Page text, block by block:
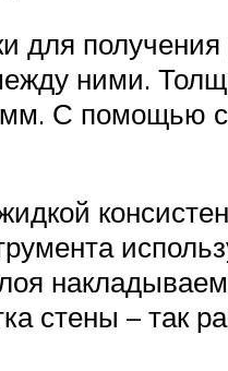
получения
ними.
С помощью
стены – так